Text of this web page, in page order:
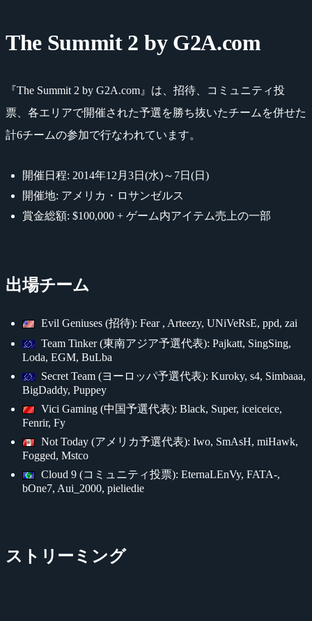
The Summit 2 by G2A.com
『The Summit 2 by G2A.com』は、招待、コミュニティ投
票、各エリアで開催された予選を勝ち抜いたチームを併せた
計6チームの参加で行なわれています。
開催日程: 2014年12月3日(水)～7日(日)
開催地: アメリカ・ロサンゼルス
賞金総額: $100,000 + ゲーム内アイテム売上の一部
出場チーム
Evil Geniuses (招待): Fear , Arteezy, UNiVeRsE, ppd, zai
Team Tinker (東南アジア予選代表): Pajkatt, SingSing,
Loda, EGM, BuLba
Secret Team (ヨーロッパ予選代表): Kuroky, s4, Simbaaa,
BigDaddy, Puppey
Vici Gaming (中国予選代表): Black, Super, iceiceice,
Fenrir, Fy
Not Today (アメリカ予選代表): Iwo, SmAsH, miHawk,
Fogged, Mstco
Cloud 9 (コミュニティ投票): EternaLEnVy, FATA-,
bOne7, Aui_2000, pieliedie
ストリーミング